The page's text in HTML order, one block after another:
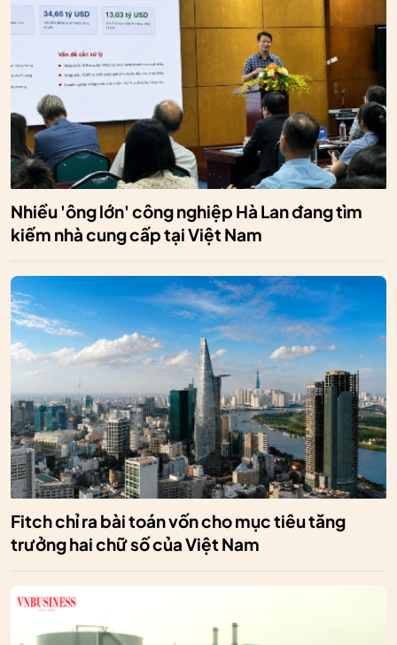
Nhiều 'ông lớn' công nghiệp Hà Lan đang tìm
kiếm nhà cung cấp tại Việt Nam
Fitch chỉ ra bài toán vốn cho mục tiêu tăng
trưởng hai chữ số của Việt Nam